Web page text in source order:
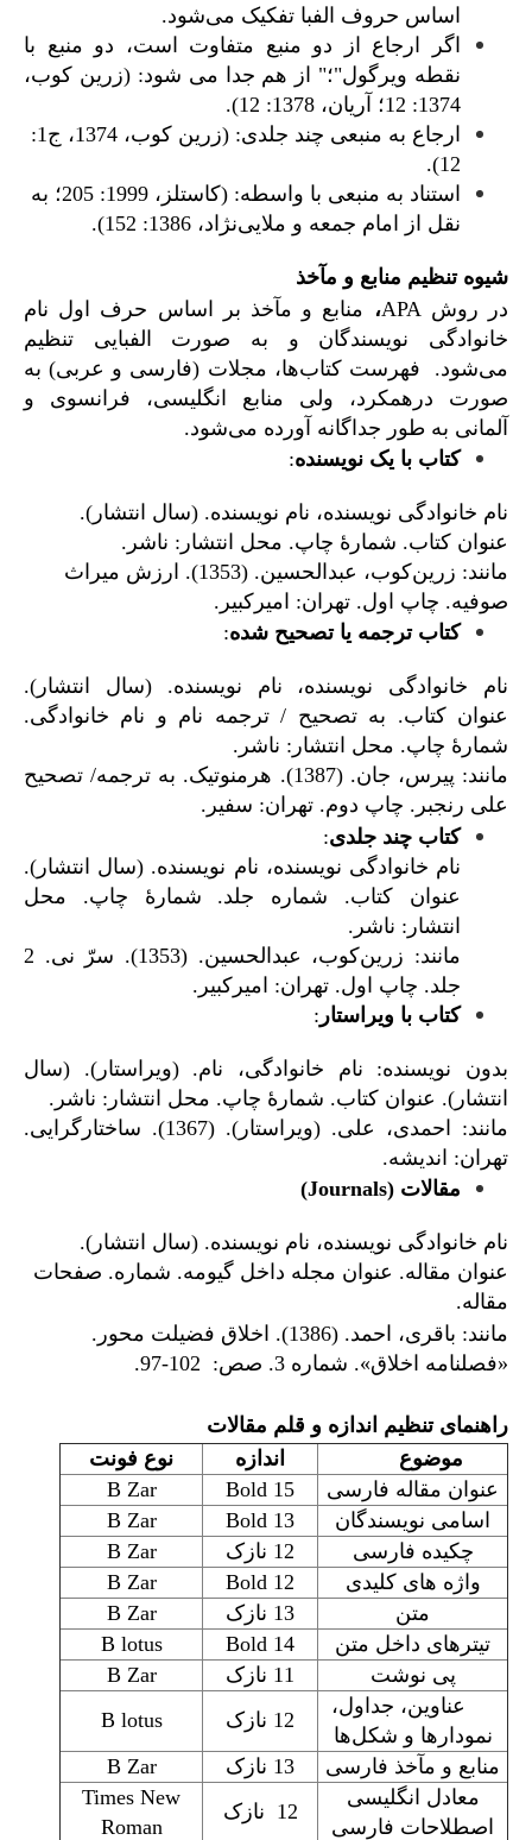
اساس حروف الفبا تفکیک می‌شود.
اگر ارجاع از دو منبع متفاوت است، دو منبع با
نقطه ویرگول"؛" از هم جدا می شود: (زرین کوب،
1374: 12؛ آریان، 1378: 12).
ارجاع به منبعی چند جلدی: (زرین کوب، 1374، ج1:
12).
استناد به منبعی با واسطه: (کاستلز، 1999: 205؛ به
نقل از امام ‌جمعه و ملایی‌نژاد، 1386: 152).
شیوه تنظیم منابع و مآخذ
در روش APA
، منابع و مآخذ بر اساس حرف اول نام
خانوادگی نویسندگان و به صورت الفبایی تنظیم
می‌شود. فهرست کتاب‌ها، مجلات (فارسی و عربی) به
صورت درهمکرد، ولی منابع انگلیسی، فرانسوی و
آلمانی به طور جداگانه آورده می‌شود.
کتاب با یک نویسنده:
نام خانوادگی نویسنده، نام نویسنده. (سال انتشار).
عنوان کتاب. شمارۀ چاپ. محل انتشار: ناشر.
مانند: زرین‌کوب، عبدالحسین. (1353). ارزش میراث
صوفیه. چاپ اول. تهران: امیرکبیر.
کتاب ترجمه یا تصحیح شده:
نام خانوادگی نویسنده، نام نویسنده. (سال انتشار).
عنوان کتاب. به تصحیح / ترجمه نام و نام خانوادگی.
شمارۀ چاپ. محل انتشار: ناشر.
مانند: پیرس، جان. (1387). هرمنوتیک. به ترجمه/ تصحیح
علی رنجبر. چاپ دوم. تهران: سفیر.
کتاب چند جلدی:
نام خانوادگی نویسنده، نام نویسنده. (سال انتشار).
عنوان کتاب. شماره جلد. شمارۀ چاپ. محل
انتشار: ناشر.
مانند: زرین‌کوب، عبدالحسین. (1353). سرّ نی. 2
جلد. چاپ اول. تهران: امیرکبیر.
کتاب با ویراستار :
بدون نویسنده: نام خانوادگی، نام. (ویراستار). (سال
انتشار). عنوان کتاب. شمارۀ چاپ. محل انتشار: ناشر.
مانند: احمدی، علی. (ویراستار). (1367). ساختارگرایی.
تهران: اندیشه.
مقالات (Journals)
نام خانوادگی نویسنده، نام نویسنده. (سال انتشار).
عنوان مقاله. عنوان مجله داخل گیومه. شماره. صفحات
مقاله.
مانند: باقری، احمد. (1386). اخلاق فضیلت محور.
«فصلنامه اخلاق». شماره 3. صص: 102-97.
راهنمای تنظیم اندازه و قلم مقالات
موضوع
اندازه
نوع فونت
عنوان مقاله فارسی
15 Bold
B Zar
اسامی نویسندگان
13 Bold
B Zar
چکیده فارسی
12 نازک
B Zar
واژه­ های کلیدی
12 Bold
B Zar
متن
13 نازک
B Zar
تیترهای داخل متن
14 Bold
B lotus
پی نوشت
11 نازک
B Zar
عناوین، جداول،
نمودارها و شکل‌ها
12 نازک
B lotus
منابع و مآخذ فارسی
13 نازک
B Zar
معادل انگلیسی
اصطلاحات فارسی
12 نازک
Times New
Roman